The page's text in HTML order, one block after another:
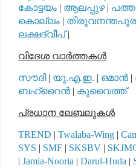
കോട്ടയം | ആലപ്പുഴ|
കൊല്ലം |
ലക്ഷദ്വീപ്|
വിദേശ വാര്‍ത്തകള്‍
സൗദി| യു.എ.ഇ. | ഒമാന്‍ |
ബഹ്റൈന്‍ | കുവൈത്ത്
പ്രധാന ലേബലുകള്‍
TREND | Twalaba-Wing |
SYS | SMF | SKSBV |
| Jamia-Nooria | Darul-Huda |